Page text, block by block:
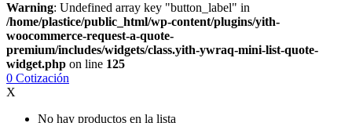
Warning: Undefined array key "button_label" in
/home/plastice/public_html/wp-content/plugins/yith-
woocommerce-request-a-quote-
premium/includes/widgets/class.yith-ywraq-mini-list-quote-
widget.php on line 125
0 Cotización
X
No hay productos en la lista